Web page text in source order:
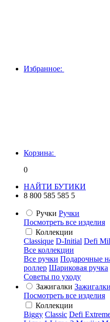
Избранное:
Корзина:
0
НАЙТИ БУТИКИ
8 800 585 585 5
Ручки Ручки
Посмотреть все изделия
Коллекции
Classique D-Initial Defi
Все коллекции
Все ручки Подарочные
роллер Шариковая ручка
Советы по уходу
Зажигалки Зажигалки
Посмотреть все изделия
Коллекции
Biggy Classic Defi